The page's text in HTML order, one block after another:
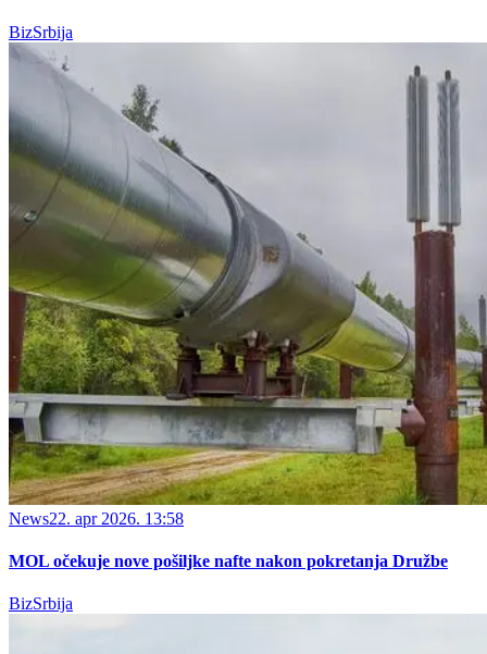
BizSrbija
News22. apr 2026. 13:58
MOL očekuje nove pošiljke nafte nakon pokretanja Družbe
BizSrbija